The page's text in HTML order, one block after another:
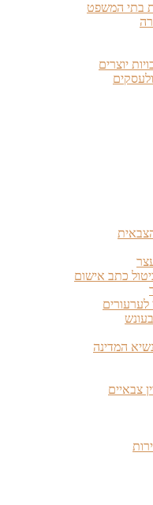
בתי המשפט
יוצרים
כתב אישום
לערעורים
המדינה
צבאיים